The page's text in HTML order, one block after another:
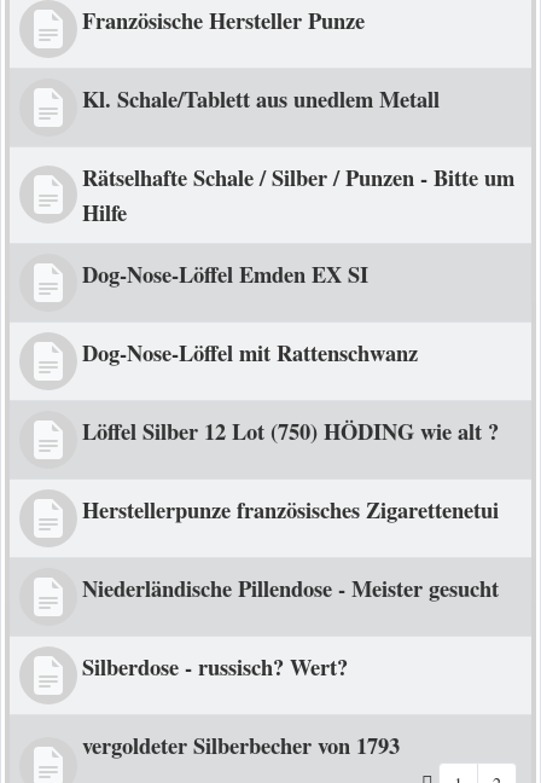
Französische Hersteller Punze
Kl. Schale/Tablett aus unedlem Metall
Rätselhafte Schale / Silber / Punzen - Bitte um
Hilfe
Dog-Nose-Löffel Emden EX SI
Dog-Nose-Löffel mit Rattenschwanz
Löffel Silber 12 Lot (750) HÖDING wie alt ?
Herstellerpunze französisches Zigarettenetui
Niederländische Pillendose - Meister gesucht
Silberdose - russisch? Wert?
vergoldeter Silberbecher von 1793